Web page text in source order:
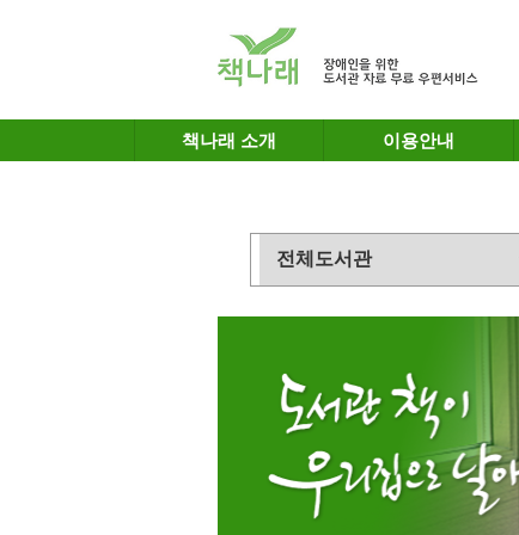
책나래 소개 이용안내